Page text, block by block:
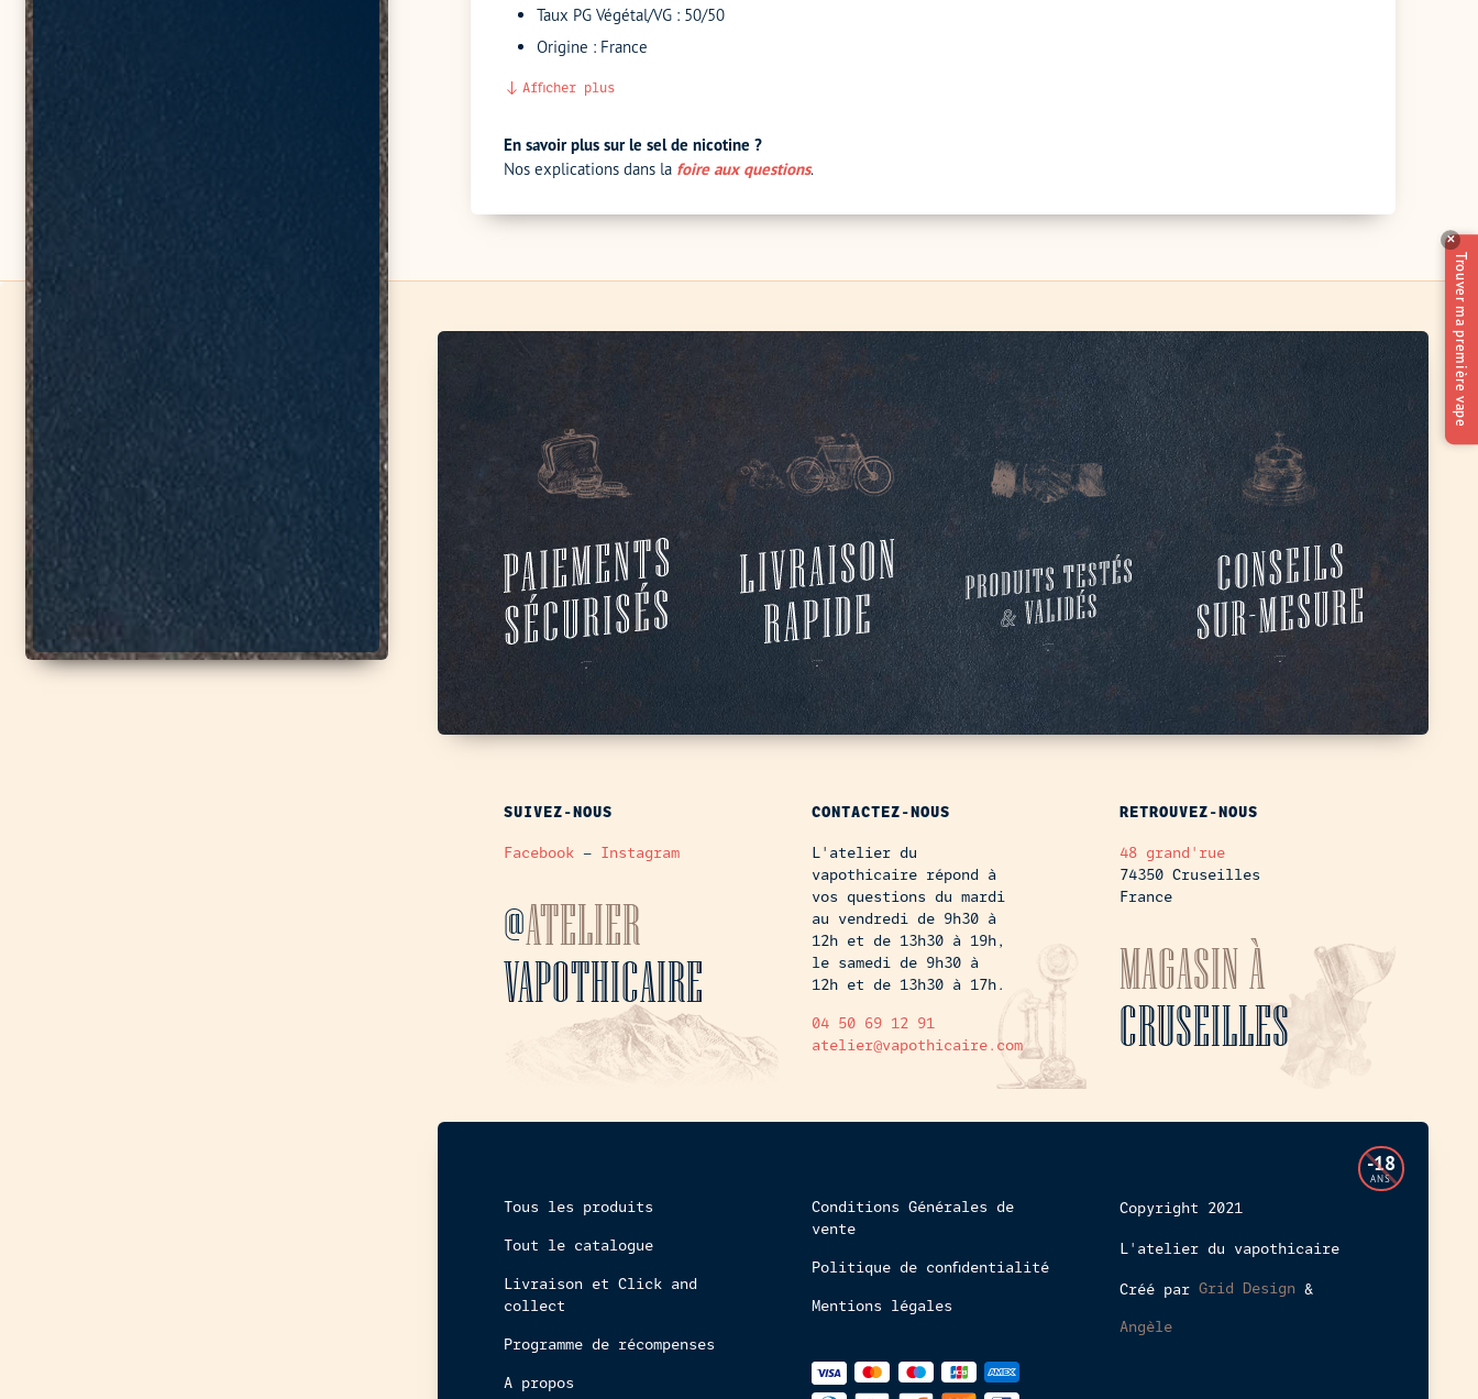
Taux PG Végétal/VG : 50/50
Origine : France
Afficher plus
En savoir plus sur le sel de nicotine ?
Nos explications dans la foire aux questions.
SUIVEZ-NOUS
Facebook – Instagram
@ATELIER
VAPOTHICAIRE
CONTACTEZ-NOUS
L'atelier du
vapothicaire répond à
vos questions du mardi
au vendredi de 9h30 à
12h et de 13h30 à 19h,
le samedi de 9h30 à
12h et de 13h30 à 17h.
04 50 69 12 91
atelier@vapothicaire.com
RETROUVEZ-NOUS
48 grand'rue
74350 Cruseilles
France
MAGASIN À
CRUSEILLES
Tous les produits
Tout le catalogue
Livraison et Click and
collect
Programme de récompenses
A propos
Conditions Générales de
vente
Politique de confidentialité
Mentions légales
Méthodes
de
Copyright 2021
L'atelier du vapothicaire
Créé parGrid Design &
Angèle
L'accès
à
-18
ANS
✕
Trouver ma première vape